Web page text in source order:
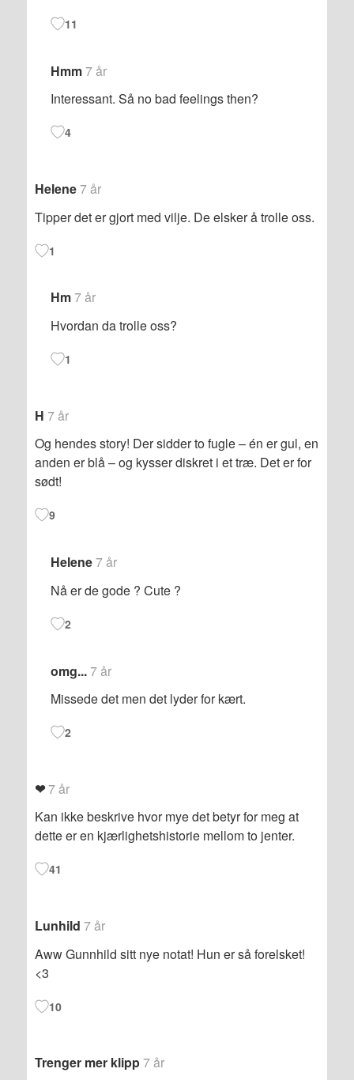
11
Hmm7 år
Interessant. Så no bad feelings then?
4
Helene7 år
Tipper det er gjort med vilje. De elsker å trolle oss.
1
Hm7 år
Hvordan da trolle oss?
1
H 7 år
Og hendes story! Der sidder to fugle – én er gul, en
anden er blå – og kysser diskret i et træ. Det er for
sødt!
9
Helene7 år
Nå er de gode ? Cute ?
2
omg...7 år
Missede det men det lyder for kært.
2
❤7 år
Kan ikke beskrive hvor mye det betyr for meg at
dette er en kjærlighetshistorie mellom to jenter.
41
Lunhild 7 år
Aww Gunnhild sitt nye notat! Hun er så forelsket!
<3
10
Trenger mer klipp7 år